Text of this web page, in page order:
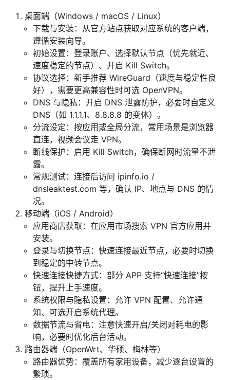
桌面端（Windows / macOS / Linux）
下载与安装：从官方站点获取对应系统的客户端，
遵循安装向导。
初始设置：登录账户、选择默认节点（优先就近、
速度稳定的节点）、开启 Kill Switch。
协议选择：新手推荐 WireGuard（速度与稳定性良
好），需要更高兼容性时可选 OpenVPN。
DNS 与隐私：开启 DNS 泄露防护，必要时自定义
DNS（如 1.1.1.1、8.8.8.8 的变体）。
分流设定：按应用或全局分流，常用场景是浏览器
直连，视频会议走 VPN。
断线保护：启用 Kill Switch，确保断网时流量不泄
露。
常规测试：连接后访问 ipinfo.io /
dnsleaktest.com 等，确认 IP、地点与 DNS 的情
况。
移动端（iOS / Android）
应用商店获取：在应用市场搜索 VPN 官方应用并
安装。
登录与切换节点：快速连接最近节点，必要时切换
到稳定的中转节点。
快速连接快捷方式：部分 APP 支持“快速连接”按
钮，提升上手速度。
系统权限与隐私设置：允许 VPN 配置、允许通
知、可选开启系统代理。
数据节流与省电：注意快速开启/关闭对耗电的影
响，必要时优化后台活动。
路由器端（OpenWrt、华硕、梅林等）
路由器优势：覆盖所有家用设备，减少逐台设置的
繁琐。